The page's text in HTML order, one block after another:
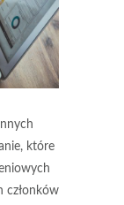
które
członków